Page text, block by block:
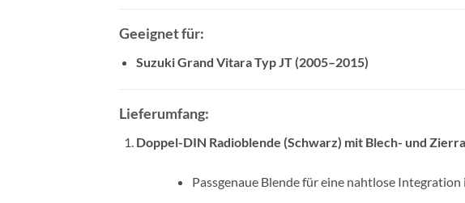
Geeignet für:
Suzuki Grand Vitara Typ JT (2005–2015)
Lieferumfang:
Doppel-DIN Radioblende (Schwarz) mit Blech- und
Passgenaue Blende für eine nahtlose